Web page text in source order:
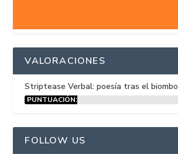
VALORACIONES
Striptease Verbal: poesía tras el biombo
PUNTUACIÓN:
FOLLOW US